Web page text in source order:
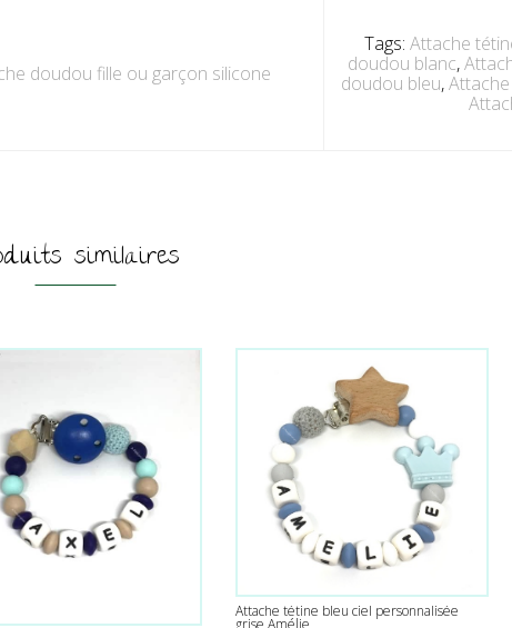
doudou fille ou garçon silicone
Tags: Attache
doudou blanc,
doudou bleu,
similaires
Attache tétine bleu ciel personnalisée